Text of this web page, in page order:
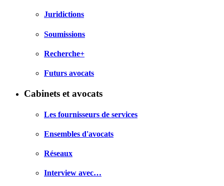
Juridictions
Soumissions
Recherche+
Futurs avocats
Cabinets et avocats
Les fournisseurs de services
Ensembles d'avocats
Réseaux
Interview avec…